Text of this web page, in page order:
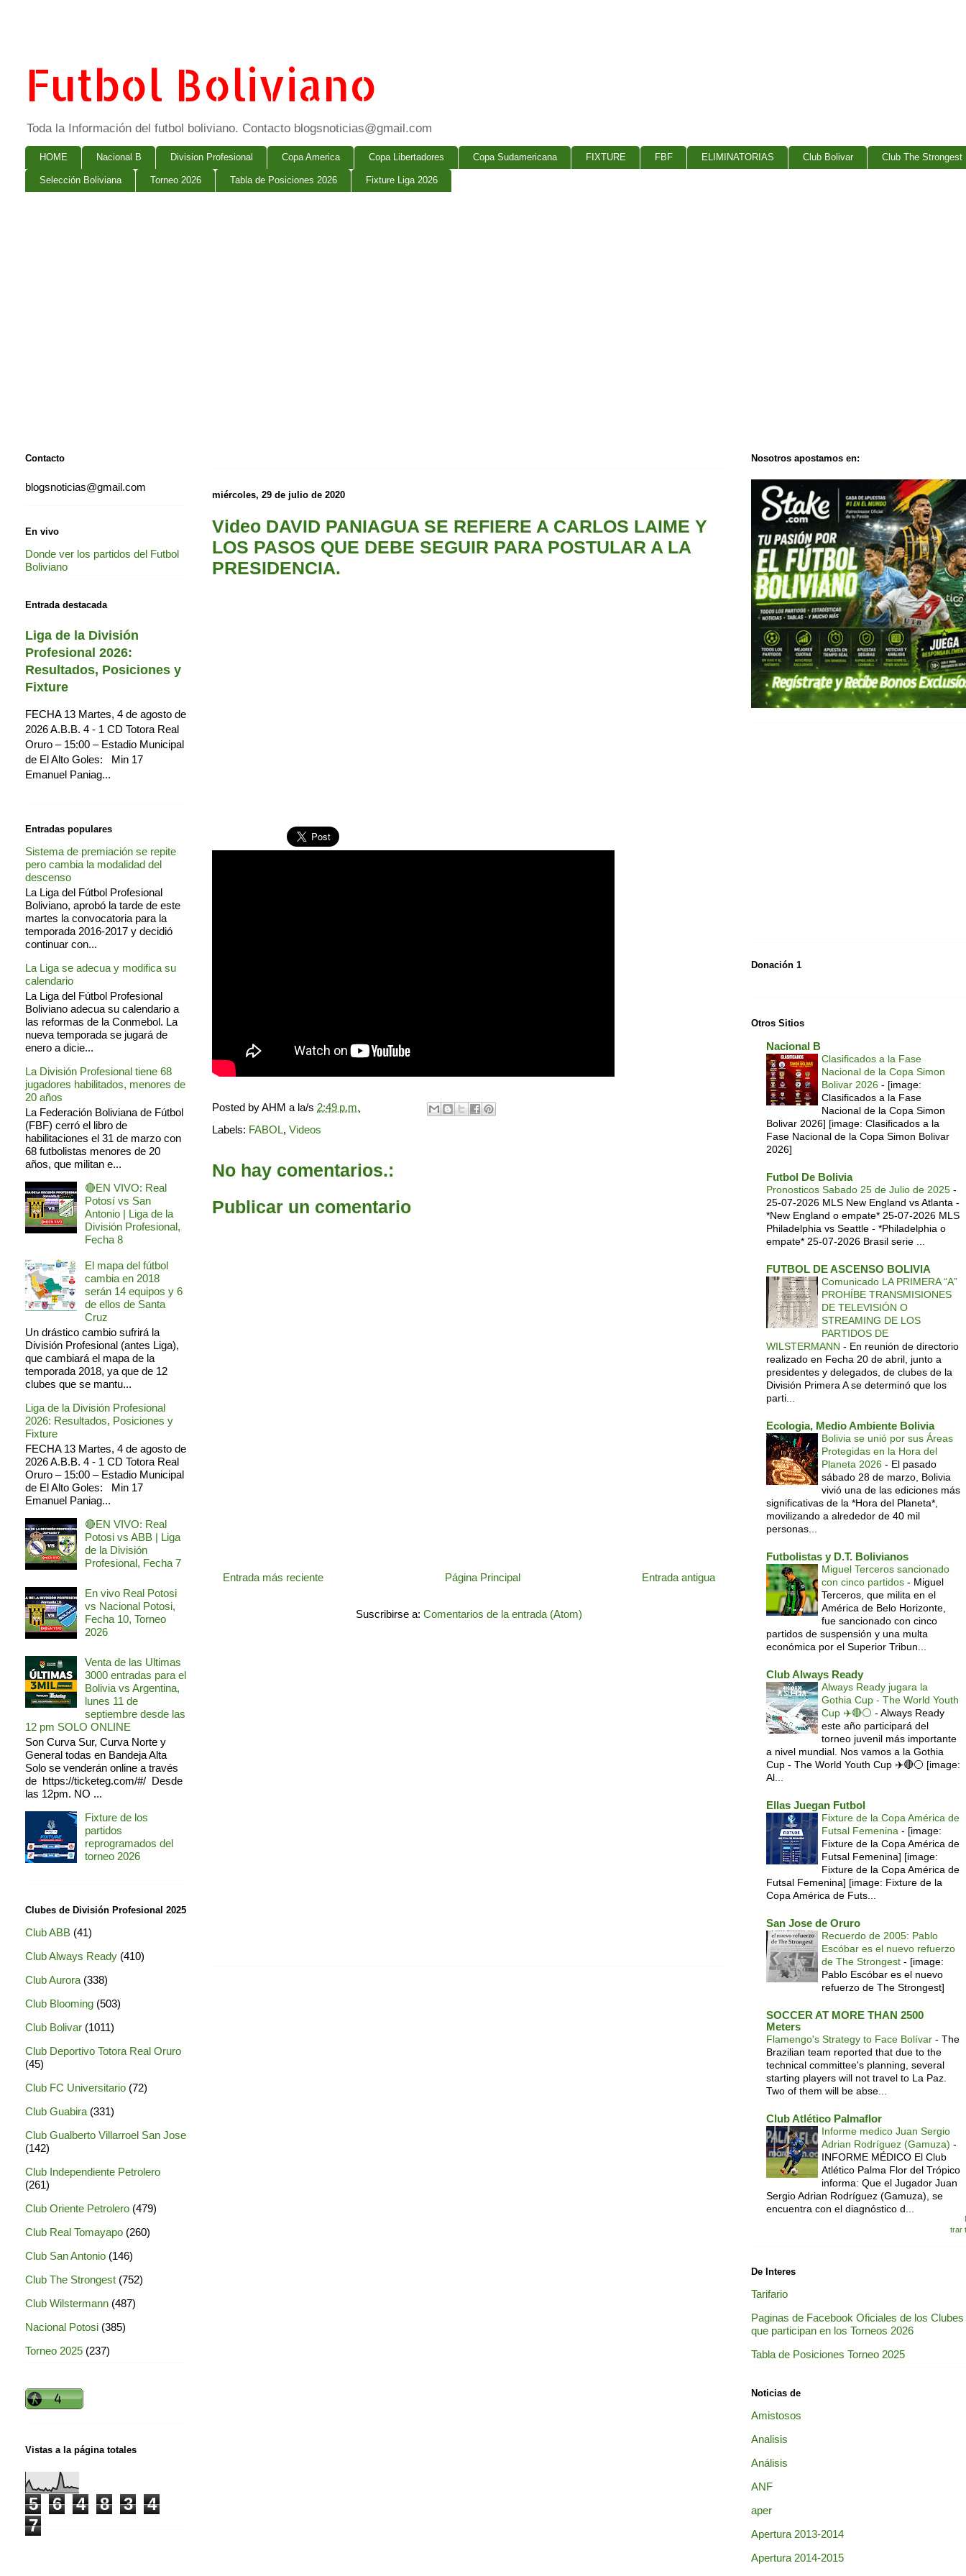
Futbol Boliviano
Toda la Información del futbol boliviano. Contacto blogsnoticias@gmail.com
HOME Nacional B Division Profesional Copa America Copa Libertadores Copa Sudamericana FIXTURE FBF ELIMINATORIAS Club Bolivar Club The Strongest
Selección Boliviana Torneo 2026 Tabla de Posiciones 2026 Fixture Liga 2026
miércoles, 29 de julio de 2020
Video DAVID PANIAGUA SE REFIERE A CARLOS LAIME Y
LOS PASOS QUE DEBE SEGUIR PARA POSTULAR A LA
PRESIDENCIA.
Posted byAHM a la/s 2:49 p.m.
Labels: FABOL, Videos
No hay comentarios.:
Publicar un comentario
Entrada más reciente Entrada antigua
Página Principal
Suscribirse a: Comentarios de la entrada (Atom)
Contacto
blogsnoticias@gmail.com
En vivo
Donde ver los partidos del Futbol
Boliviano
Entrada destacada
Liga de la División
Profesional 2026:
Resultados, Posiciones y
Fixture
FECHA 13 Martes, 4 de agosto de
2026 A.B.B. 4 - 1 CD Totora Real
Oruro – 15:00 – Estadio Municipal
de El Alto Goles: Min 17
Emanuel Paniag...
Entradas populares
Sistema de premiación se repite
pero cambia la modalidad del
descenso
La Liga del Fútbol Profesional
Boliviano, aprobó la tarde de este
martes la convocatoria para la
temporada 2016-2017 y decidió
continuar con...
La Liga se adecua y modifica su
calendario
La Liga del Fútbol Profesional
Boliviano adecua su calendario a
las reformas de la Conmebol. La
nueva temporada se jugará de
enero a dicie...
La División Profesional tiene 68
jugadores habilitados, menores de
20 años
La Federación Boliviana de Fútbol
(FBF) cerró el libro de
habilitaciones el 31 de marzo con
68 futbolistas menores de 20
años, que militan e...
🔴EN VIVO: Real
Potosí vs San
Antonio | Liga de la
División Profesional,
Fecha 8
El mapa del fútbol
cambia en 2018
serán 14 equipos y 6
de ellos de Santa
Cruz
Un drástico cambio sufrirá la
División Profesional (antes Liga),
que cambiará el mapa de la
temporada 2018, ya que de 12
clubes que se mantu...
Liga de la División Profesional
2026: Resultados, Posiciones y
Fixture
FECHA 13 Martes, 4 de agosto de
2026 A.B.B. 4 - 1 CD Totora Real
Oruro – 15:00 – Estadio Municipal
de El Alto Goles: Min 17
Emanuel Paniag...
🔴EN VIVO: Real
Potosi vs ABB | Liga
de la División
Profesional, Fecha 7
En vivo Real Potosi
vs Nacional Potosi,
Fecha 10, Torneo
2026
Venta de las Ultimas
3000 entradas para el
Bolivia vs Argentina,
lunes 11 de
septiembre desde las
12 pm SOLO ONLINE
Son Curva Sur, Curva Norte y
General todas en Bandeja Alta
Solo se venderán online a través
de https://ticketeg.com/#/ Desde
las 12pm. NO ...
Fixture de los
partidos
reprogramados del
torneo 2026
Clubes de División Profesional 2025
Club ABB (41)
Club Always Ready (410)
Club Aurora (338)
Club Blooming (503)
Club Bolivar (1011)
Club Deportivo Totora Real Oruro
(45)
Club FC Universitario (72)
Club Guabira (331)
Club Gualberto Villarroel San Jose
(142)
Club Independiente Petrolero
(261)
Club Oriente Petrolero (479)
Club Real Tomayapo (260)
Club San Antonio (146)
Club The Strongest (752)
Club Wilstermann (487)
Nacional Potosi (385)
Torneo 2025 (237)
Vistas a la página totales
5 6 4 8 3
4
7
Nosotros apostamos en:
Donación 1
Otros Sitios
Nacional B
Clasificados a la Fase
Nacional de la Copa Simon
Bolivar 2026 - [image:
Clasificados a la Fase
Nacional de la Copa Simon
Bolivar 2026] [image: Clasificados a la
Fase Nacional de la Copa Simon Bolivar
2026]
Futbol De Bolivia
Pronosticos Sabado 25 de Julio de 2025 -
25-07-2026 MLS New England vs Atlanta -
*New England o empate* 25-07-2026 MLS
Philadelphia vs Seattle - *Philadelphia o
empate* 25-07-2026 Brasil serie ...
FUTBOL DE ASCENSO BOLIVIA
Comunicado LA PRIMERA “A”
PROHÍBE TRANSMISIONES
DE TELEVISIÓN O
STREAMING DE LOS
PARTIDOS DE
WILSTERMANN - En reunión de directorio
realizado en Fecha 20 de abril, junto a
presidentes y delegados, de clubes de la
División Primera A se determinó que los
parti...
Ecologia, Medio Ambiente Bolivia
Bolivia se unió por sus Áreas
Protegidas en la Hora del
Planeta 2026 - El pasado
sábado 28 de marzo, Bolivia
vivió una de las ediciones más
significativas de la *Hora del Planeta*,
movilizando a alrededor de 40 mil
personas...
Futbolistas y D.T. Bolivianos
Miguel Terceros sancionado
con cinco partidos - Miguel
Terceros, que milita en el
América de Belo Horizonte,
fue sancionado con cinco
partidos de suspensión y una multa
económica por el Superior Tribun...
Club Always Ready
Always Ready jugara la
Gothia Cup - The World Youth
Cup ✈️🔴⚪️ - Always Ready
este año participará del
torneo juvenil más importante
a nivel mundial. Nos vamos a la Gothia
Cup - The World Youth Cup ✈️🔴⚪️ [image:
Al...
Ellas Juegan Futbol
Fixture de la Copa América de
Futsal Femenina - [image:
Fixture de la Copa América de
Futsal Femenina] [image:
Fixture de la Copa América de
Futsal Femenina] [image: Fixture de la
Copa América de Futs...
San Jose de Oruro
Recuerdo de 2005: Pablo
Escóbar es el nuevo refuerzo
de The Strongest - [image:
Pablo Escóbar es el nuevo
refuerzo de The Strongest]
SOCCER AT MORE THAN 2500
Meters
Flamengo's Strategy to Face Bolívar - The
Brazilian team reported that due to the
technical committee's planning, several
starting players will not travel to La Paz.
Two of them will be abse...
Club Atlético Palmaflor
Informe medico Juan Sergio
Adrian Rodríguez (Gamuza) -
INFORME MÉDICO El Club
Atlético Palma Flor del Trópico
informa: Que el Jugador Juan
Sergio Adrian Rodríguez (Gamuza), se
encuentra con el diagnóstico d...
trar
De Interes
Tarifario
Paginas de Facebook Oficiales de los Clubes
que participan en los Torneos 2026
Tabla de Posiciones Torneo 2025
Noticias de
Amistosos
Analisis
Análisis
ANF
aper
Apertura 2013-2014
Apertura 2014-2015